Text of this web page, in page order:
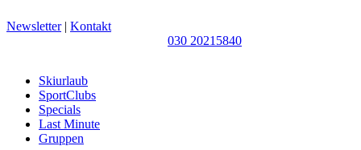
Newsletter| Kontakt
030 20215840
Skiurlaub
SportClubs
Specials
Last Minute
Gruppen